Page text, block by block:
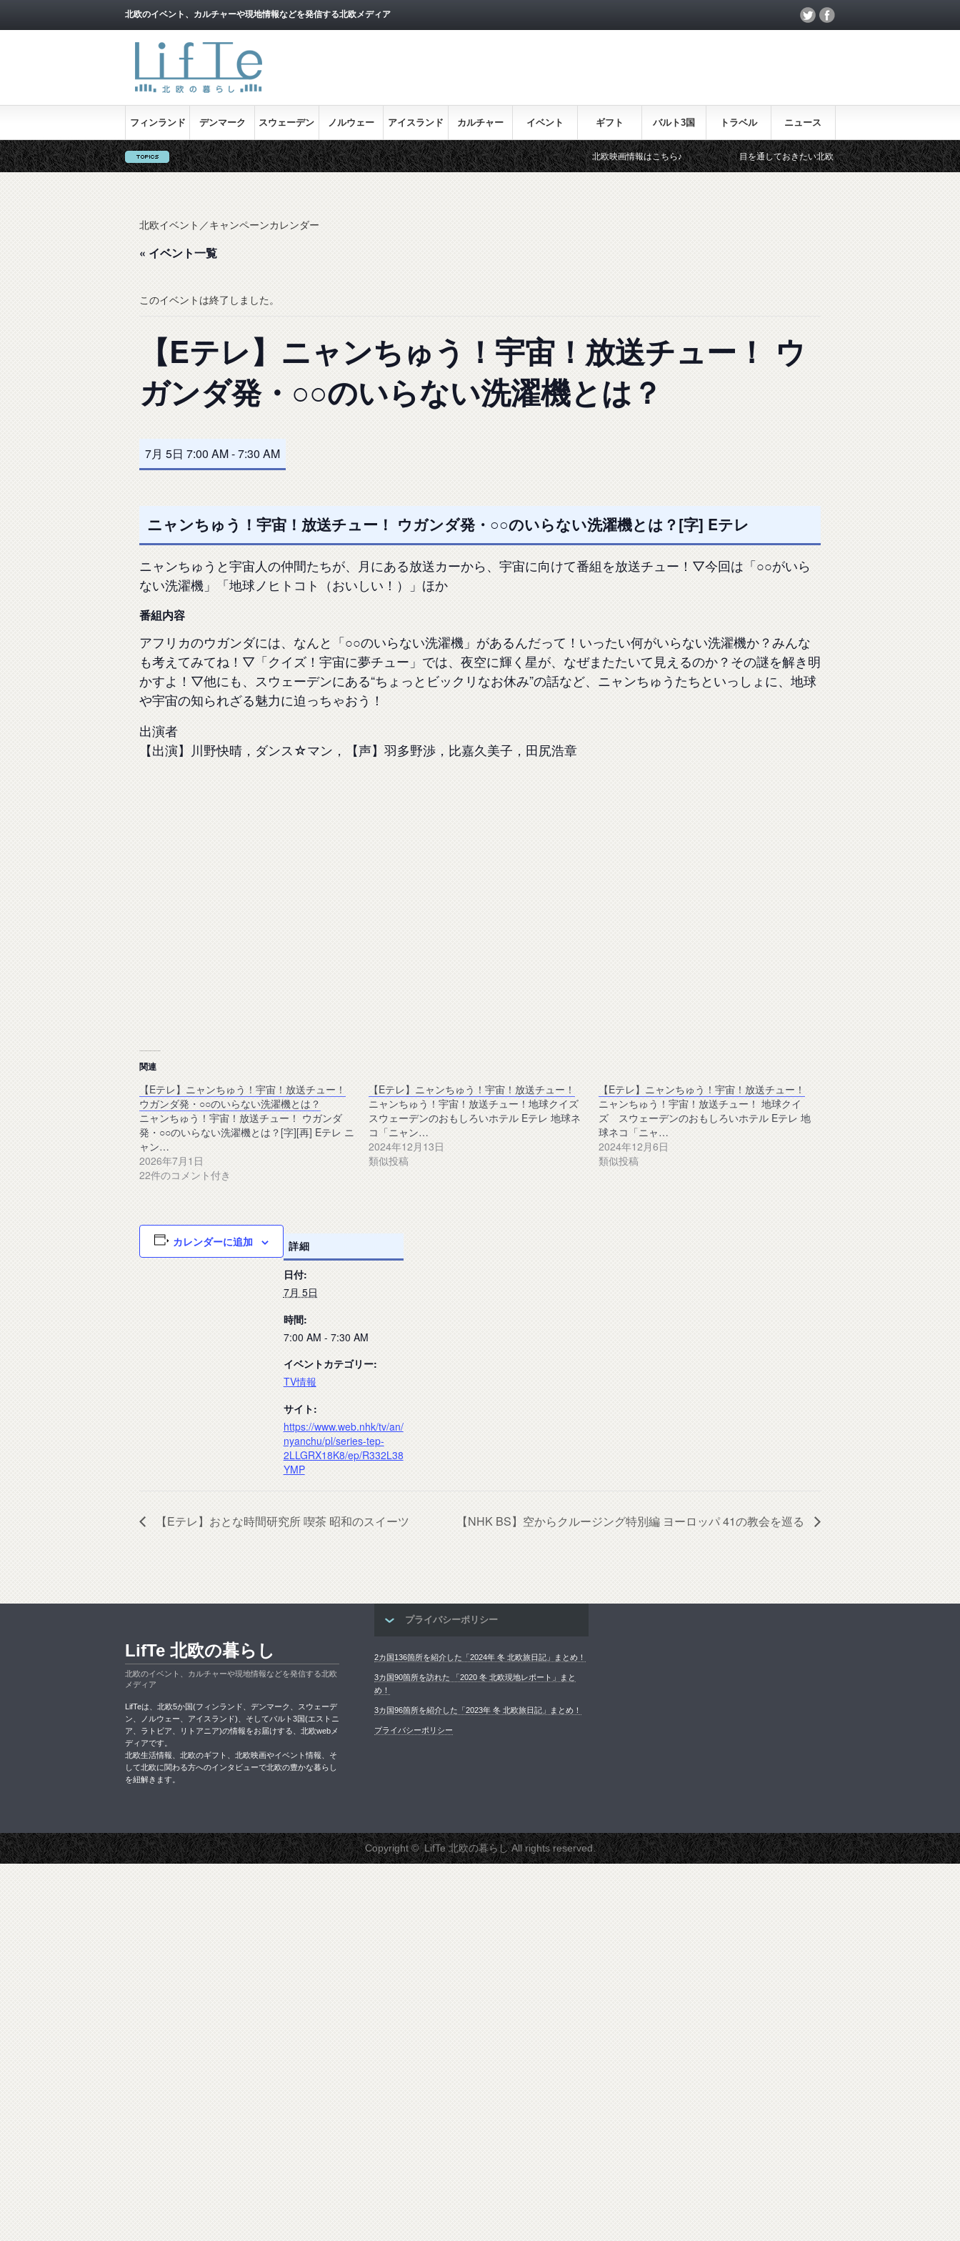
北欧のイベント、カルチャーや現地情報などを発信する北欧メディア
フィンランド デンマーク スウェーデン ノルウェー アイスランド カルチャー イベント ギフト バルト3国 トラベル ニュース
北欧映画情報はこちら♪ 目を通しておきたい北欧関連のイベント！ 北欧らし
北欧イベント／キャンペーンカレンダー
« イベント一覧
このイベントは終了しました。
【Eテレ】ニャンちゅう！宇宙！放送チュー！ ウ
ガンダ発・○○のいらない洗濯機とは？
7月 5日 7:00 AM-7:30 AM
ニャンちゅう！宇宙！放送チュー！ ウガンダ発・○○のいらない洗濯機とは？[字] Eテレ
ニャンちゅうと宇宙人の仲間たちが、月にある放送カーから、宇宙に向けて番組を放送チュー！▽今回は「○○がいら
ない洗濯機」「地球ノヒトコト（おいしい！）」ほか
番組内容
アフリカのウガンダには、なんと「○○のいらない洗濯機」があるんだって！いったい何がいらない洗濯機か？みんな
も考えてみてね！▽「クイズ！宇宙に夢チュー」では、夜空に輝く星が、なぜまたたいて見えるのか？その謎を解き明
かすよ！▽他にも、スウェーデンにある“ちょっとビックリなお休み”の話など、ニャンちゅうたちといっしょに、地球
や宇宙の知られざる魅力に迫っちゃおう！
出演者
【出演】川野快晴，ダンス☆マン，【声】羽多野渉，比嘉久美子，田尻浩章
関連
【Eテレ】ニャンちゅう！宇宙！放送チュー！
ウガンダ発・○○のいらない洗濯機とは？
ニャンちゅう！宇宙！放送チュー！ ウガンダ
発・○○のいらない洗濯機とは？[字][再] Eテレ ニ
ャン…
2026年7月1日
22件のコメント付き
【Eテレ】ニャンちゅう！宇宙！放送チュー！
ニャンちゅう！宇宙！放送チュー！地球クイズ
スウェーデンのおもしろいホテル Eテレ 地球ネ
コ「ニャン…
2024年12月13日
類似投稿
【Eテレ】ニャンちゅう！宇宙！放送チュー！
ニャンちゅう！宇宙！放送チュー！ 地球クイ
ズ スウェーデンのおもしろいホテル Eテレ 地
球ネコ「ニャ…
2024年12月6日
類似投稿
カレンダーに追加
詳細
日付:
7月 5日
時間:
7:00 AM - 7:30 AM
イベントカテゴリー:
TV情報
サイト:
https://www.web.nhk/tv/an/
nyanchu/pl/series-tep-
2LLGRX18K8/ep/R332L38
YMP
【Eテレ】おとな時間研究所 喫茶 昭和のスイーツ 【NHK BS】空からクルージング特別編 ヨーロッパ 41の教会を巡る
プライバシーポリシー
2カ国136箇所を紹介した「2024年 冬 北欧旅日記」まとめ！
3カ国90箇所を訪れた 「2020 冬 北欧現地レポート」まと
め！
3カ国96箇所を紹介した「2023年 冬 北欧旅日記」まとめ！
プライバシーポリシー
LifTe 北欧の暮らし
北欧のイベント、カルチャーや現地情報などを発信する北欧
メディア
LifTeは、北欧5か国(フィンランド、デンマーク、スウェーデ
ン、ノルウェー、アイスランド)、そしてバルト3国(エストニ
ア、ラトビア、リトアニア)の情報をお届けする、北欧webメ
ディアです。
北欧生活情報、北欧のギフト、北欧映画やイベント情報、そ
して北欧に関わる方へのインタビューで北欧の豊かな暮らし
を紐解きます。
Copyright ©LifTe 北欧の暮らしAll rights reserved.